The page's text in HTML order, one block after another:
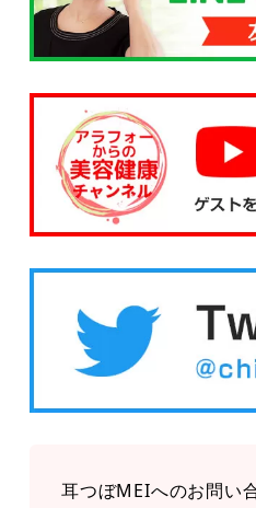
耳つぼMEIへのお問い